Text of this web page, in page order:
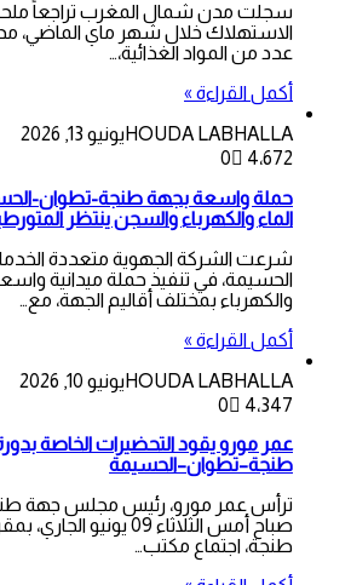
سجلت مدن شمال المغرب تراجعاً
الاستهلاك خلال شهر ماي الماضي،
عدد من المواد الغذائية،…
أكمل القراءة »
HOUDA LABHALLA يونيو 13, 2026
0
4٬672
حملة واسعة بجهة طنجة-تطوان-
الماء والكهرباء والسجن ينتظر
شرعت الشركة الجهوية متعددة
الحسيمة، في تنفيذ حملة ميدانية
والكهرباء بمختلف أقاليم الجهة، مع…
أكمل القراءة »
HOUDA LABHALLA يونيو 10, 2026
0
4٬347
عمر مورو يقود التحضيرات الخاصة
طنجة–تطوان–الحسيمة
ترأس عمر مورو، رئيس مجلس جهة
صباح أمس الثلاثاء 09
طنجة، اجتماع مكتب…